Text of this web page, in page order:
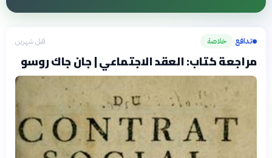
تدافع› خلاصة قبل شهرين
مراجعة كتاب: العقد الاجتماعي | جان جاك روسو